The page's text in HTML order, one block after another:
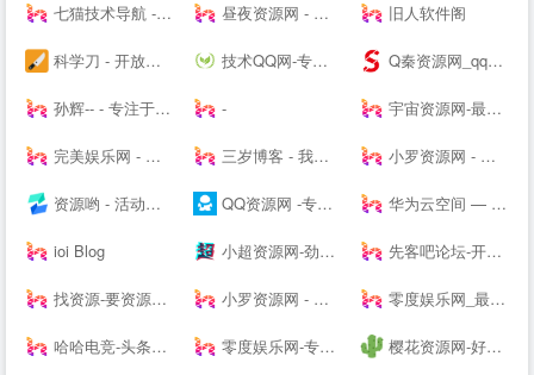
七猫技术导航 - 学技术,找资源,从这里开始 昼夜资源网 - 专注活动，软件，教程分享！总之就是网络那些事。 旧人软件阁
科学刀 - 开放交流，共享精神，走进科学刀论坛 技术QQ网-专注QQ及微信红包活动_QQ新闻资讯_QQ软件下载 Q秦资源网_qq技术网_古圣资源网_乔合软件库_爱收集资源网_qq业务乐园_小刀娱乐网_qq资源网_流氓资源网_qq教程网-好东西不私藏我们专注分享
孙辉-- - 专注于各种焊接设备、电动缸营销和焊接技术分享交流-后花园笔记 - 宇宙资源网-最新副业项目推荐-网络赚钱课程分享-创业商机-新媒体运营-资源整合-创业项目
完美娱乐网 - 免费活动福利等分享平台 三岁博客 - 我的世界只有你懂 小罗资源网 - 全网最精免费优质资源,活动线报,实用软件,技术教程等内容
资源哟 - 活动、软件、教程 - 综合资源聚合平台 QQ资源网 -专注分享网络优质资源 华为云空间 — 存于云间，尽享精彩
ioi Blog 小超资源网-劲爆游戏辅助网_我爱辅助网_专注分享绿色软件 先客吧论坛-开放交流-极致分享
找资源-要资源就上找资源|专业提供,免费资源,活动资源,源码资源,励志打造全网最好最全的资源大全- 小罗资源网 - 全网最精免费优质资源,软件,技术等分享 零度娱乐网_最专业的资源收集分享平台_破解软件教程源码分享|易语言源码|线报乐园|最专业的技术网站|最新QQ资讯
哈哈电竞-头条快讯网，综合商业资讯报道 零度娱乐网-专注绿色软件与网络技术分享 樱花资源网-好资源不私藏!大家一起分享!